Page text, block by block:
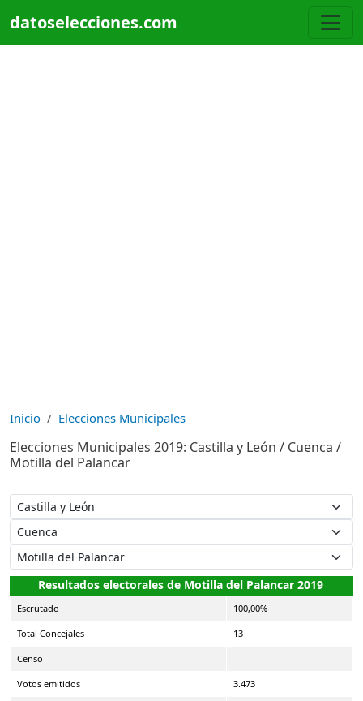
datoselecciones.com
Inicio Elecciones Municipales
Elecciones Municipales 2019: Castilla y León / Cuenca /
Motilla del Palancar
Resultados electorales de Motilla del Palancar 2019
Escrutado 100,00%
Total Concejales 13
Censo
Votos emitidos 3.473